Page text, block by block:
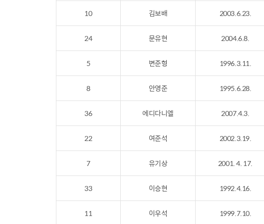
10 김보배 2003.6.23.
24 문유현 2004.6.8.
5 변준형 1996.3.11.
8 안영준 1995.6.28.
36 에디다니엘 2007.4.3.
22 여준석 2002.3.19.
7 유기상 2001. 4. 17.
33 이승현 1992.4.16.
11 이우석 1999.7.10.